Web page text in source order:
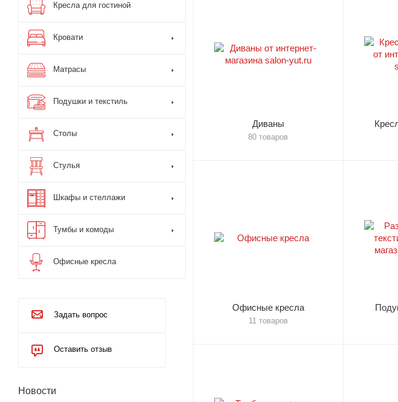
Диваны
80 товаров
Офисные кресла
11 товаров
Кресла для гостиной
Кровати
Матрасы
Подушки и текстиль
Столы
Стулья
Шкафы и стеллажи
Тумбы и комоды
Офисные кресла
Задать вопрос
Оставить отзыв
Новости